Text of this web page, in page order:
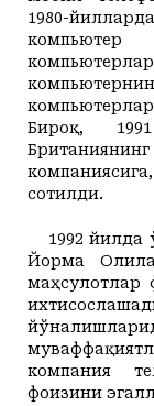
1980-
Бироқ,
сотилди.
1992 йилда
Йорма
маҳсулотлар
компания
фоизини